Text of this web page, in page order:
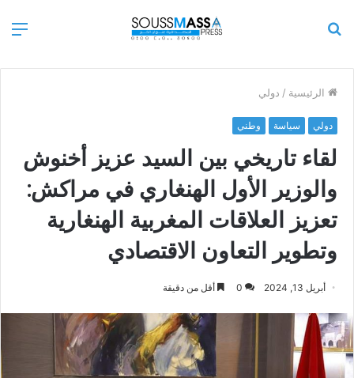
الرئيسية / دولي
دولي سياسة وطني
لقاء تاريخي بين السيد عزيز أخنوش
والوزير الأول الهنغاري في مراكش:
تعزيز العلاقات المغربية الهنغارية
وتطوير التعاون الاقتصادي
أبريل 13, 2024 0 أقل من دقيقة